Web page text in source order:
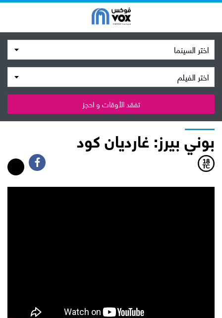
اختر السينما
اختر الفيلم
تفقد الأوقات و احجز
بوني بيرز: غارديان كود